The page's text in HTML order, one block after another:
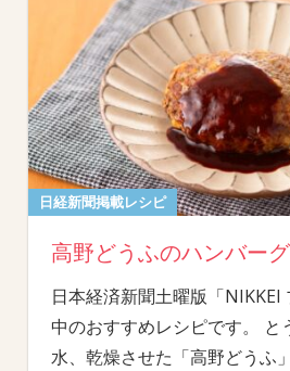
日経新聞掲載レシピ
高野どうふのハンバーグ
日本経済新聞土曜版「NIKKEI
中のおすすめレシピです。 と
水、乾燥させた「高野どうふ